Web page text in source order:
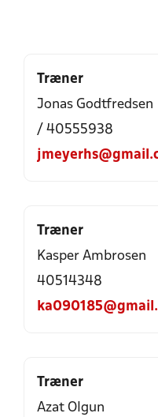
Træner
Jonas Godtfredsen
/ 40555938
Træner
Kasper Ambrosen
40514348
Træner
Azat Olgun